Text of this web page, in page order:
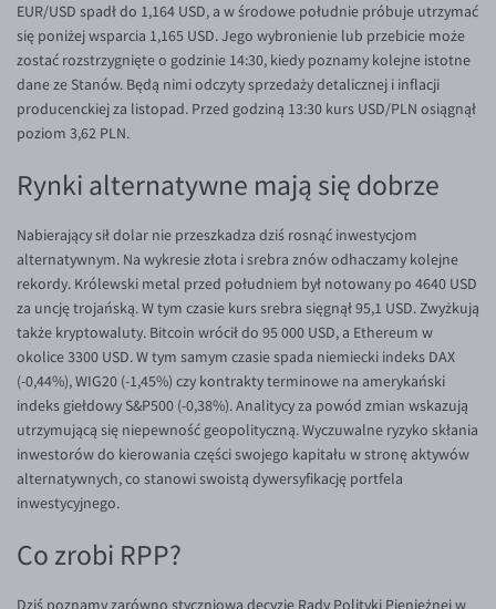
SGD/PLN
TRY/PLN
ZAR/PLN
EUR/USD
EUR/CHF
EUR/CZK
EUR/DKK
EUR/NOK
EUR/SEK
EUR/AUD
EUR/BGN
EUR/CAD
EUR/CNY
EUR/HUF
EUR/USD spadł do 1,164 USD, a w środowe południe próbuje utrzymać
się poniżej wsparcia 1,165 USD. Jego wybronienie lub przebicie może
zostać rozstrzygnięte o godzinie 14:30, kiedy poznamy kolejne istotne
dane ze Stanów. Będą nimi odczyty sprzedaży detalicznej i inflacji
producenckiej za listopad. Przed godziną 13:30 kurs USD/PLN osiągnął
poziom 3,62 PLN.
Rynki alternatywne mają się dobrze
Nabierający sił dolar nie przeszkadza dziś rosnąć inwestycjom
alternatywnym. Na wykresie złota i srebra znów odhaczamy kolejne
rekordy. Królewski metal przed południem był notowany po 4640 USD
za uncję trojańską. W tym czasie kurs srebra sięgnął 95,1 USD. Zwyżkują
także kryptowaluty. Bitcoin wrócił do 95 000 USD, a Ethereum w
okolice 3300 USD. W tym samym czasie spada niemiecki indeks DAX
(-0,44%), WIG20 (-1,45%) czy kontrakty terminowe na amerykański
indeks giełdowy S&P500 (-0,38%). Analitycy za powód zmian wskazują
utrzymującą się niepewność geopolityczną. Wyczuwalne ryzyko skłania
inwestorów do kierowania części swojego kapitału w stronę aktywów
alternatywnych, co stanowi swoistą dywersyfikację portfela
inwestycyjnego.
Co zrobi RPP?
Dziś poznamy zarówno styczniową decyzję Rady Polityki Pieniężnej w